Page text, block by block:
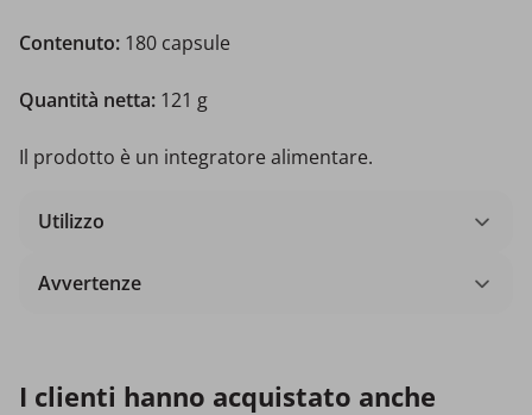
Contenuto: 180 capsule
Quantità netta: 121 g
Il prodotto è un integratore alimentare.
Utilizzo
Avvertenze
I clienti hanno acquistato anche